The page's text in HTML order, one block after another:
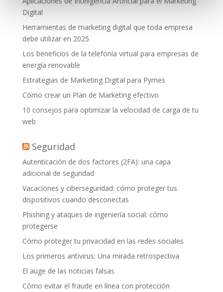
Digital
Herramientas de marketing digital que toda empresa
debe utilizar en 2025
Los beneficios de la telefonía virtual para empresas de
energía renovable
Estrategias de Marketing Digital para Pymes
Cómo crear un Plan de Marketing efectivo
10 consejos para optimizar la velocidad de carga de tu
web
Seguridad
Autenticación de dos factores (2FA): una capa
adicional de seguridad
Vacaciones y ciberseguridad: cómo proteger tus
dispositivos cuando desconectas
Phishing y ataques de ingeniería social: cómo
protegerse
Cómo proteger tu privacidad en las redes sociales
Los primeros antivirus: Una mirada retrospectiva
El auge de las noticias falsas
Cómo evitar el fraude en línea con protección